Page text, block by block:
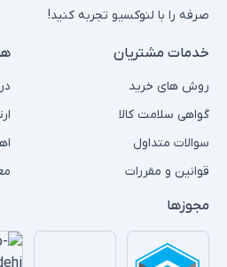
صرفه را با لنوکسیو تجربه کنید!
خدمات مشتریان
روش های خرید
گواهی سلامت کالا
سوالات متداول
قوانین و مقررات
مجوزها